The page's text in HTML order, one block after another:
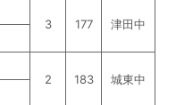
3
177
津田中
2
183
城東中